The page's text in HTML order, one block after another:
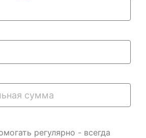
регулярно - всегда